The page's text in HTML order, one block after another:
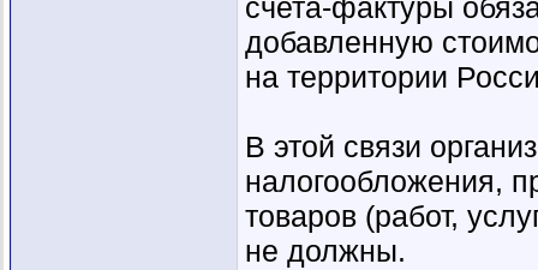
счета-фактуры
добавленную
на территории
В этой связи
налогообложения,
товаров (работ,
не должны.